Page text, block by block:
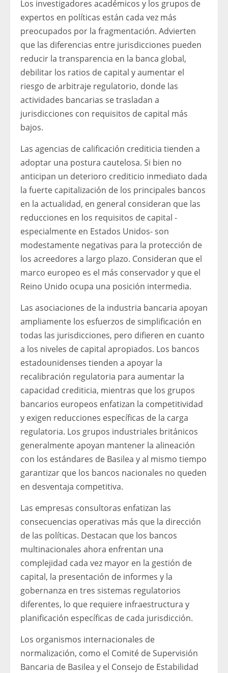
Los investigadores académicos y los grupos de
expertos en políticas están cada vez más
preocupados por la fragmentación. Advierten
que las diferencias entre jurisdicciones pueden
reducir la transparencia en la banca global,
debilitar los ratios de capital y aumentar el
riesgo de arbitraje regulatorio, donde las
actividades bancarias se trasladan a
jurisdicciones con requisitos de capital más
bajos.
Las agencias de calificación crediticia tienden a
adoptar una postura cautelosa. Si bien no
anticipan un deterioro crediticio inmediato dada
la fuerte capitalización de los principales bancos
en la actualidad, en general consideran que las
reducciones en los requisitos de capital -
especialmente en Estados Unidos- son
modestamente negativas para la protección de
los acreedores a largo plazo. Consideran que el
marco europeo es el más conservador y que el
Reino Unido ocupa una posición intermedia.
Las asociaciones de la industria bancaria apoyan
ampliamente los esfuerzos de simplificación en
todas las jurisdicciones, pero difieren en cuanto
a los niveles de capital apropiados. Los bancos
estadounidenses tienden a apoyar la
recalibración regulatoria para aumentar la
capacidad crediticia, mientras que los grupos
bancarios europeos enfatizan la competitividad
y exigen reducciones específicas de la carga
regulatoria. Los grupos industriales británicos
generalmente apoyan mantener la alineación
con los estándares de Basilea y al mismo tiempo
garantizar que los bancos nacionales no queden
en desventaja competitiva.
Las empresas consultoras enfatizan las
consecuencias operativas más que la dirección
de las políticas. Destacan que los bancos
multinacionales ahora enfrentan una
complejidad cada vez mayor en la gestión de
capital, la presentación de informes y la
gobernanza en tres sistemas regulatorios
diferentes, lo que requiere infraestructura y
planificación específicas de cada jurisdicción.
Los organismos internacionales de
normalización, como el Comité de Supervisión
Bancaria de Basilea y el Consejo de Estabilidad